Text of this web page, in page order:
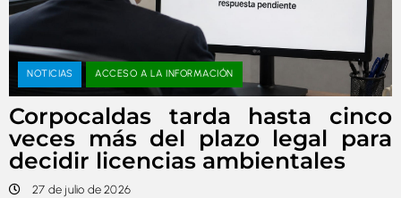
NOTICIAS ACCESO A LA INFORMACIÓN
Corpocaldas tarda hasta cinco
veces más del plazo legal para
decidir licencias ambientales
27 de julio de 2026